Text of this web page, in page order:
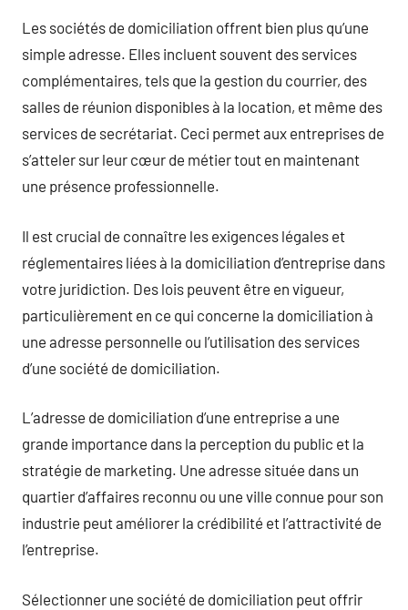
Les sociétés de domiciliation offrent bien plus qu’une
simple adresse. Elles incluent souvent des services
complémentaires, tels que la gestion du courrier, des
salles de réunion disponibles à la location, et même des
services de secrétariat. Ceci permet aux entreprises de
s’atteler sur leur cœur de métier tout en maintenant
une présence professionnelle.
Il est crucial de connaître les exigences légales et
réglementaires liées à la domiciliation d’entreprise dans
votre juridiction. Des lois peuvent être en vigueur,
particulièrement en ce qui concerne la domiciliation à
une adresse personnelle ou l’utilisation des services
d’une société de domiciliation.
L’adresse de domiciliation d’une entreprise a une
grande importance dans la perception du public et la
stratégie de marketing. Une adresse située dans un
quartier d’affaires reconnu ou une ville connue pour son
industrie peut améliorer la crédibilité et l’attractivité de
l’entreprise.
Sélectionner une société de domiciliation peut offrir